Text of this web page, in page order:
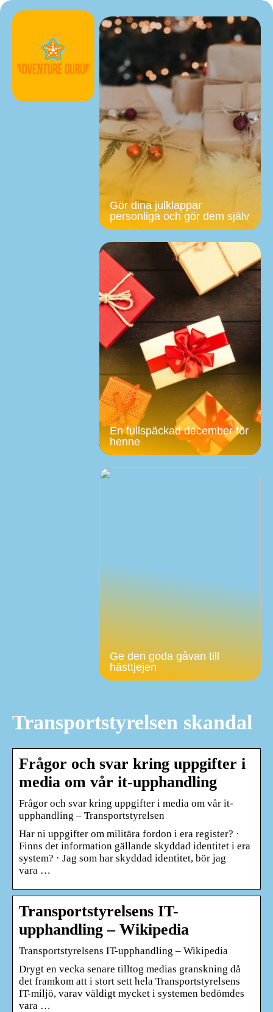
Gör dina julklappar
personliga och gör dem själv
En fullspäckad december för
henne
Ge den goda gåvan till
hästtjejen
Transportstyrelsen skandal
Frågor och svar kring uppgifter i
media om vår it-upphandling
Frågor och svar kring uppgifter i media om vår it-
upphandling – Transportstyrelsen
Har ni uppgifter om militära fordon i era register? ·
Finns det information gällande skyddad identitet i era
system? · Jag som har skyddad identitet, bör jag
vara …
Transportstyrelsens IT-
upphandling – Wikipedia
Transportstyrelsens IT-upphandling – Wikipedia
Drygt en vecka senare tilltog medias granskning då
det framkom att i stort sett hela Transportstyrelsens
IT-miljö, varav väldigt mycket i systemen bedömdes
vara …